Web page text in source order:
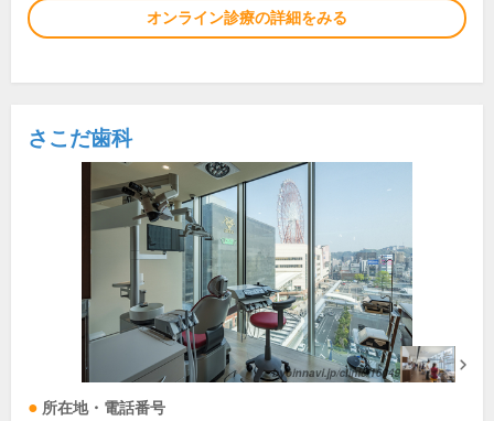
オンライン診療の詳細をみる
さこだ歯科
所在地・電話番号